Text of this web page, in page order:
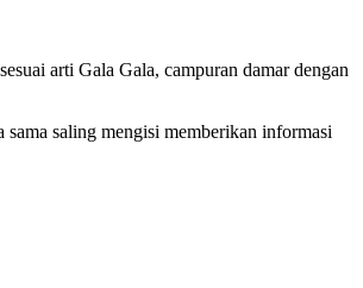
arti Gala Gala, campuran damar dengan
saling mengisi memberikan informasi